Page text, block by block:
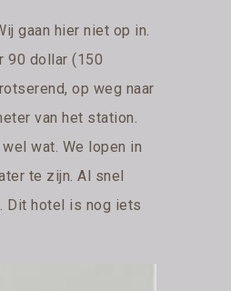
gaan hier niet op in.
90 dollar (150
op weg naar
van het station.
wat. We lopen in
te zijn. Al snel
Dit hotel is nog iets